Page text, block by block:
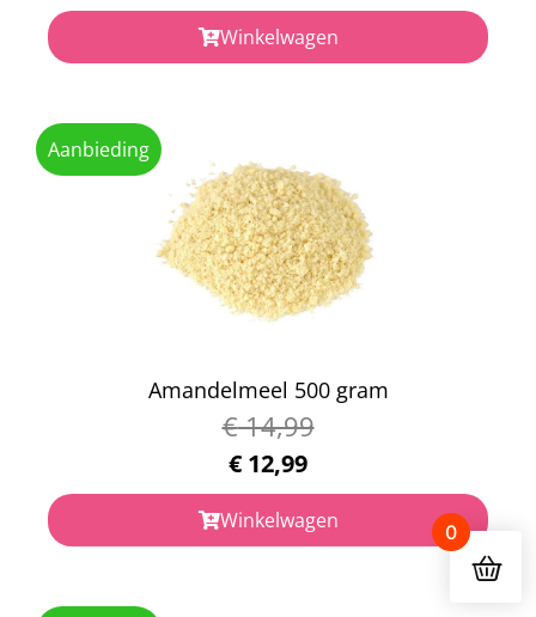
Winkelwagen
Aanbieding
Amandelmeel 500 gram
€14,99
€ 12,99
Winkelwagen 0